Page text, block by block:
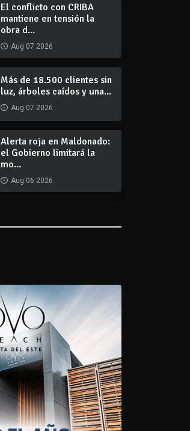
El conflicto con CRIBA
mantiene en tensión la
obra d...
Aug 07 2026
Más de 18.500 clientes sin
luz, árboles caídos y una...
Aug 07 2026
Alerta roja en Maldonado:
el Gobierno limitará la
mo...
Aug 06 2026